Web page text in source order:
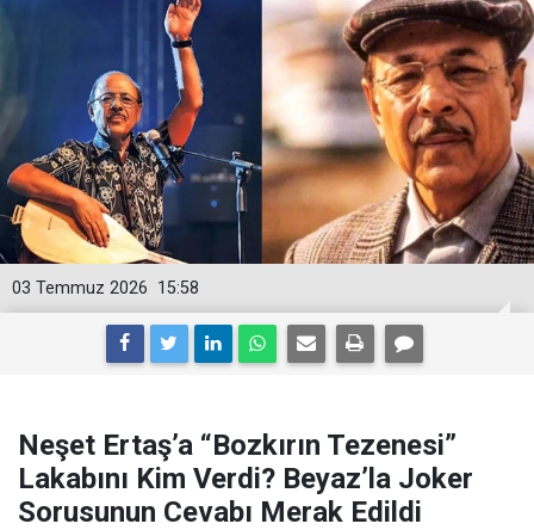
15:58
03 Temmuz 2026
Neşet Ertaş’a “Bozkırın Tezenesi”
Lakabını Kim Verdi? Beyaz’la Joker
Sorusunun Cevabı Merak Edildi